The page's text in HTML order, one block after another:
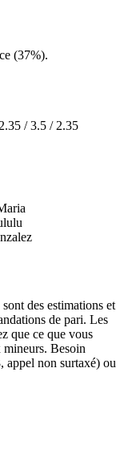
(37%).
2.35 / 3.5 / 2.35
des estimations et
de pari. Les
que ce que vous
Besoin
appel non surtaxé) ou